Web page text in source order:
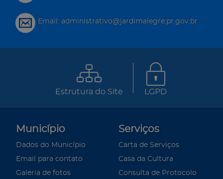
Email: administrativo@jardimalegre.pr.gov.br
Estrutura do Site LGPD
Município
Dados do Município
Email para contato
Galeria de fotos
Serviços
Carta de Serviços
Casa da Cultura
Consulta de Protocolo